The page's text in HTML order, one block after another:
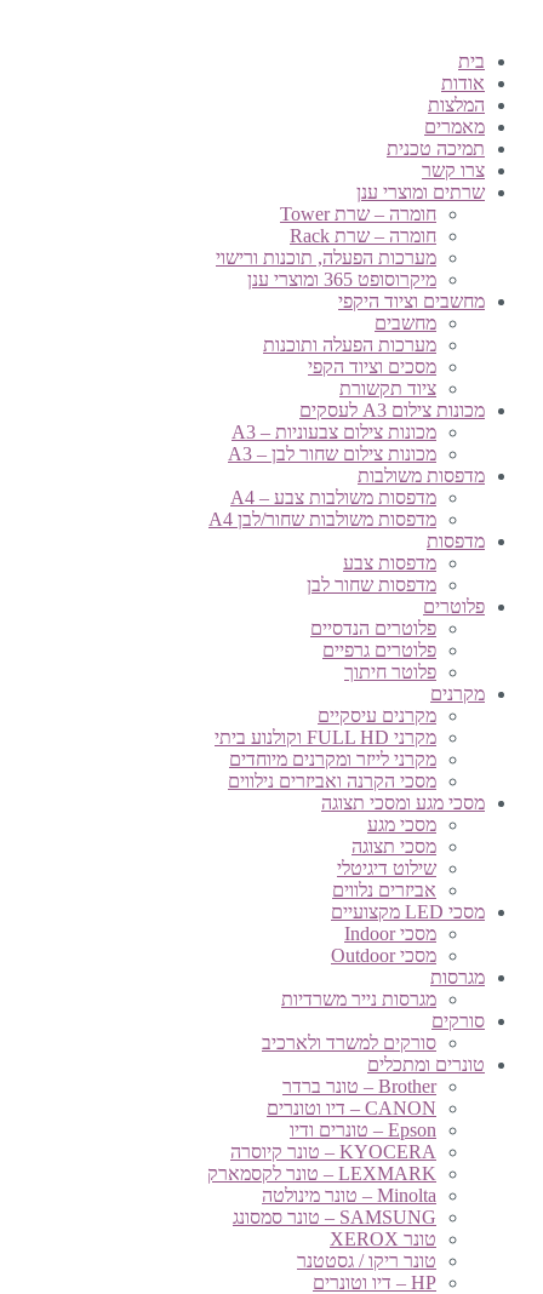
בית
אודות
המלצות
מאמרים
תמיכה טכנית
צרו קשר
שרתים ומוצרי ענן
חומרה – שרת Tower
חומרה – שרת Rack
מערכות הפעלה, תוכנות ורישוי
מיקרוסופט 365 ומוצרי ענן
מחשבים וציוד היקפי
מחשבים
מערכות הפעלה ותוכנות
מסכים וציוד הקפי
ציוד תקשורת
מכונות צילום A3 לעסקים
מכונות צילום צבעוניות – A3
מכונות צילום שחור לבן – A3
מדפסות משולבות
מדפסות משולבות צבע – A4
מדפסות משולבות שחור/לבן A4
מדפסות
מדפסות צבע
מדפסות שחור לבן
פלוטרים
פלוטרים הנדסיים
פלוטרים גרפיים
פלוטר חיתוך
מקרנים
מקרנים עיסקיים
מקרני FULL HD וקולנוע ביתי
מקרני לייזר ומקרנים מיוחדים
מסכי הקרנה ואביזרים נילווים
מסכי מגע ומסכי תצוגה
מסכי מגע
מסכי תצוגה
שילוט דיגיטלי
אביזרים נלווים
מסכי LED מקצועיים
מסכי Indoor
מסכי Outdoor
מגרסות
מגרסות נייר משרדיות
סורקים
סורקים למשרד ולארכיב
טונרים ומתכלים
Brother – טונר ברדר
CANON – דיו וטונרים
Epson – טונרים ודיו
KYOCERA – טונר קיוסרה
LEXMARK – טונר לקסמארק
Minolta – טונר מינולטה
SAMSUNG – טונר סמסונג
טונר XEROX
טונר ריקו / גסטטנר
HP – דיו וטונרים